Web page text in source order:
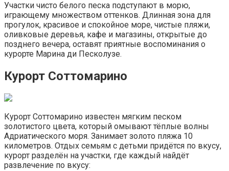
Участки чисто белого песка подступают в морю,
играющему множеством оттенков. Длинная зона для
прогулок, красивое и спокойное море, чистые пляжи,
оливковые деревья, кафе и магазины, открытые до
позднего вечера, оставят приятные воспоминания о
курорте Марина ди Песколузе.
Курорт Соттомарино
Курорт Соттомарино известен мягким песком
золотистого цвета, который омывают тёплые волны
Адриатического моря. Занимает золото пляжа 10
километров. Отдых семьям с детьми придётся по вкусу,
курорт разделён на участки, где каждый найдёт
развлечение по вкусу: